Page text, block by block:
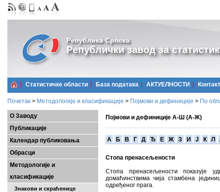
Република Српска
Републички завод за
Статистичке области Базa података АКТУЕЛНОСТИ Контакт
Почетак > Методологије и класификације > Појмови и дефиниције > По
О Заводу
Публикације
Календар публиковања
Обрасци
Методологије и
класификације
Знакови и скраћенице
Појмови и дефиниције А-Ш (А-Ж)
A Б В Г Д Ђ Е Ж З И Ј К Л
Стопа пренасељености
Стопа пренасељености показује
домаћинствима чија стамбена
одређеног прага.